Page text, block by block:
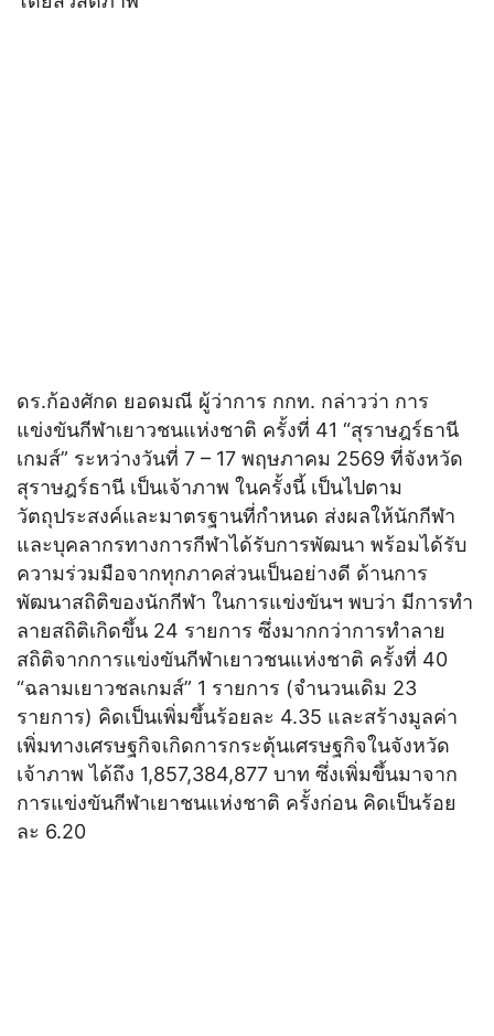
ดร.ก้องศักด ยอดมณี ผู้ว่าการ กกท. กล่าวว่า การ
แข่งขันกีฬาเยาวชนแห่งชาติ ครั้งที่ 41 “สุราษฎร์ธานี
เกมส์” ระหว่างวันที่ 7 – 17 พฤษภาคม 2569 ที่จังหวัด
สุราษฎร์ธานี เป็นเจ้าภาพ ในครั้งนี้ เป็นไปตาม
วัตถุประสงค์และมาตรฐานที่กำหนด ส่งผลให้นักกีฬา
และบุคลากรทางการกีฬาได้รับการพัฒนา พร้อมได้รับ
ความร่วมมือจากทุกภาคส่วนเป็นอย่างดี ด้านการ
พัฒนาสถิติของนักกีฬา ในการแข่งขันฯ พบว่า มีการทํา
ลายสถิติเกิดขึ้น 24 รายการ ซึ่งมากกว่าการทําลาย
สถิติจากการแข่งขันกีฬาเยาวชนแห่งชาติ ครั้งที่ 40
“ฉลามเยาวชลเกมส์” 1 รายการ (จํานวนเดิม 23
รายการ) คิดเป็นเพิ่มขึ้นร้อยละ 4.35 และสร้างมูลค่า
เพิ่มทางเศรษฐกิจเกิดการกระตุ้นเศรษฐกิจในจังหวัด
เจ้าภาพ ได้ถึง 1,857,384,877 บาท ซึ่งเพิ่มขึ้นมาจาก
การแข่งขันกีฬาเยาชนแห่งชาติ ครั้งก่อน คิดเป็นร้อย
ละ 6.20